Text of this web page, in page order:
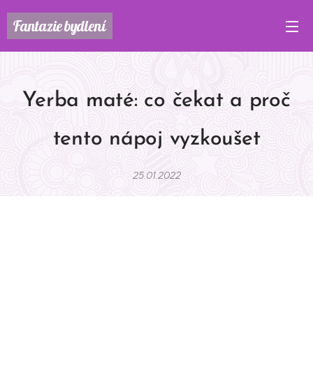
Fantaziebydlení
Yerba maté: co čekat a proč
tento nápoj vyzkoušet
25.01.2022